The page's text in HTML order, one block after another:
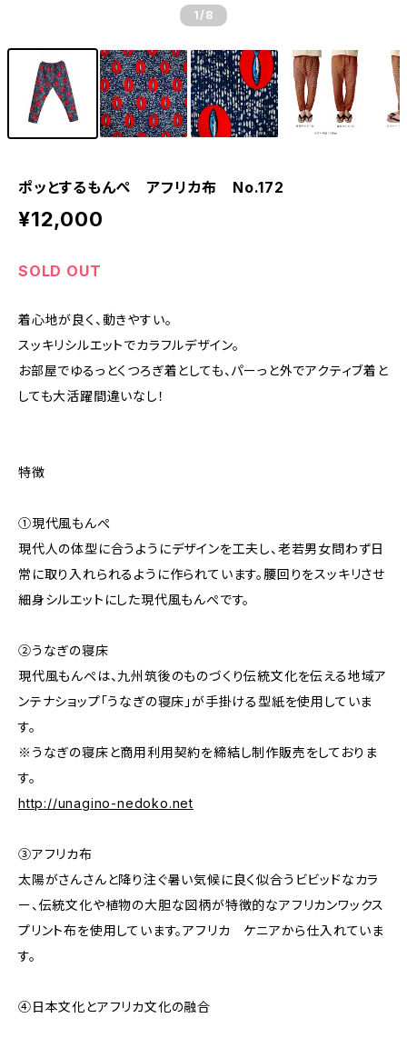
1 /8
ポッとするもんぺ アフリカ布 No.172
¥12,000
SOLD OUT
着心地が良く、動きやすい。
スッキリシルエットでカラフルデザイン。
お部屋でゆるっとくつろぎ着としても、パーっと外でアクティブ着と
しても大活躍間違いなし！
特徴
①現代風もんぺ
現代人の体型に合うようにデザインを工夫し、老若男女問わず日
常に取り入れられるように作られています。腰回りをスッキリさせ
細身シルエットにした現代風もんぺです。
②うなぎの寝床
現代風もんぺは、九州筑後のものづくり伝統文化を伝える地域ア
ンテナショップ「うなぎの寝床」が手掛ける型紙を使用していま
す。
※うなぎの寝床と商用利用契約を締結し制作販売をしておりま
す。
http://unagino-nedoko.net
③アフリカ布
太陽がさんさんと降り注ぐ暑い気候に良く似合うビビッドなカラ
ー、伝統文化や植物の大胆な図柄が特徴的なアフリカンワックス
プリント布を使用しています。アフリカ ケニアから仕入れていま
す。
④日本文化とアフリカ文化の融合